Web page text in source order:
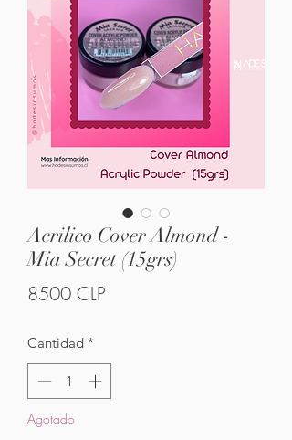
Acrilico Cover Almond -
Mia Secret (15grs)
8500 CLPPrecio
Cantidad *
Agotado